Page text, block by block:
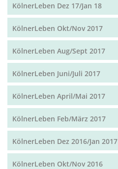
KölnerLeben Dez 17/Jan 18
KölnerLeben Okt/Nov 2017
KölnerLeben Aug/Sept 2017
KölnerLeben Juni/Juli 2017
KölnerLeben April/Mai 2017
KölnerLeben Feb/März 2017
KölnerLeben Dez 2016/Jan 2017
KölnerLeben Okt/Nov 2016